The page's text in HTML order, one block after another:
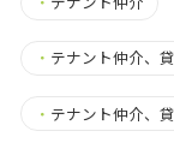
・ テナント仲介、
・ テナント仲介、